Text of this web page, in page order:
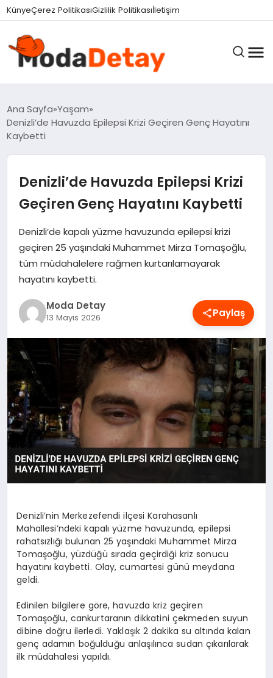
felix markets 360
felix markets yatırım
felix markets pro
felix markets
felix markets app
KünyeÇerez PolitikasıGizlilik Politikasıİletişim
GÜNDEM
DÜNYA
EĞITIM
EKONOMI
MAGAZIN
SPOR
TEKNOLOJI
YAŞAM
Ana Sayfa Yaşam
Denizli’de Havuzda Epilepsi Krizi Geçiren Genç Hayatını
Kaybetti
Denizli’de Havuzda Epilepsi Krizi
Geçiren Genç Hayatını Kaybetti
Denizli’de kapalı yüzme havuzunda epilepsi krizi
geçiren 25 yaşındaki Muhammet Mirza Tomaşoğlu,
tüm müdahalelere rağmen kurtarılamayarak
hayatını kaybetti.
Moda Detay
13 Mayıs 2026 Paylaş
Denizli’nin Merkezefendi ilçesi Karahasanlı
Mahallesi’ndeki kapalı yüzme havuzunda, epilepsi
rahatsızlığı bulunan 25 yaşındaki Muhammet Mirza
Tomaşoğlu, yüzdüğü sırada geçirdiği kriz sonucu
hayatını kaybetti. Olay, cumartesi günü meydana
geldi.
Edinilen bilgilere göre, havuzda kriz geçiren
Tomaşoğlu, cankurtaranın dikkatini çekmeden suyun
dibine doğru ilerledi. Yaklaşık 2 dakika su altında kalan
genç adamın boğulduğu anlaşılınca sudan çıkarılarak
ilk müdahalesi yapıldı.